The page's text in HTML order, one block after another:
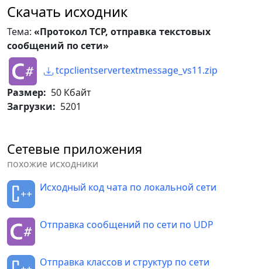
Скачать исходник
Тема: «Протокол TCP, отправка текстовых
сообщений по сети»
tcpclientservertextmessage_vs11.zip
Размер: 50 Кбайт
Загрузки: 5201
Сетевые приложения
похожие исходники
Исходный код чата по локальной сети
Отправка сообщений по сети по UDP
Отправка классов и структур по сети